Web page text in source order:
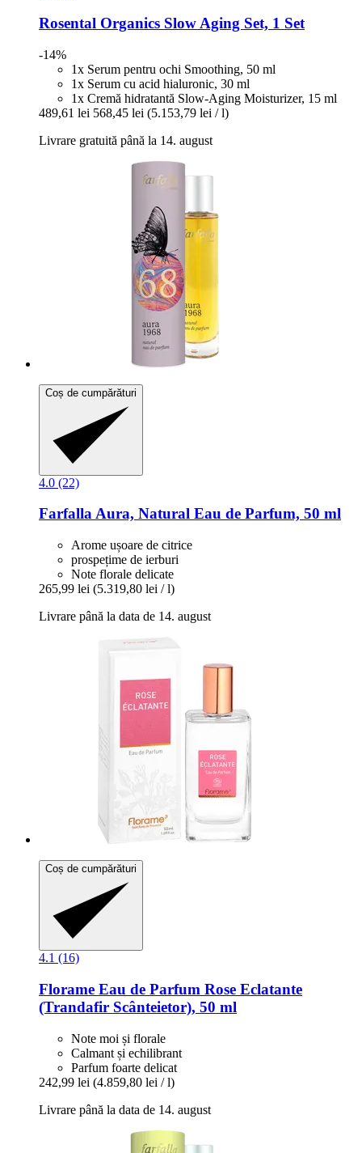
Rosental Organics Slow Aging Set, 1 Set
-14%
1x Serum pentru ochi Smoothing, 50 ml
1x Serum cu acid hialuronic, 30 ml
1x Cremă hidratantă Slow-Aging Moisturizer, 15 ml
489,61 lei 568,45 lei (5.153,79 lei / l)
Livrare gratuită până la 14. august
Coș de cumpărături
4.0 (22)
FarfallaAura, Natural Eau de Parfum, 50 ml
Arome ușoare de citrice
prospețime de ierburi
Note florale delicate
265,99 lei (5.319,80 lei / l)
Livrare până la data de 14. august
Coș de cumpărături
4.1 (16)
Florame Eau de Parfum Rose Eclatante
(Trandafir Scânteietor), 50 ml
Note moi și florale
Calmant și echilibrant
Parfum foarte delicat
242,99 lei (4.859,80 lei / l)
Livrare până la data de 14. august